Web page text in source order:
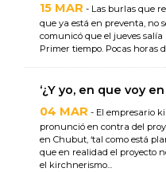
15 MAR - Las burlas que
que ya está en preventa, no
comunicó que el jueves
Primer tiempo. Pocas horas
‘¿Y yo, en que voy en
04 MAR - El empresario
pronunció en contra del
en Chubut, ‘tal como está
que en realidad el proyecto
el kirchnerismo...